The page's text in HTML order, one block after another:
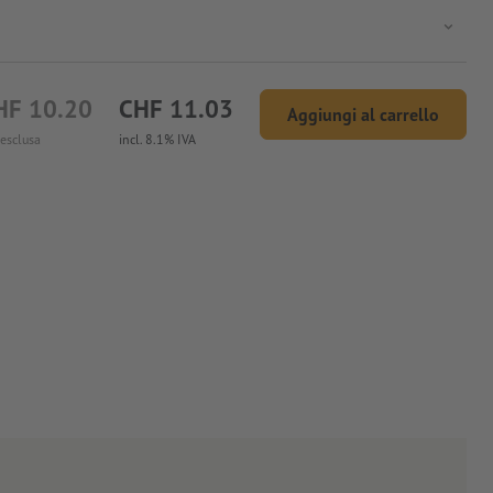
10.20
incl. 8.1% IVA
CHF 11.03 Aggiungi al carrello